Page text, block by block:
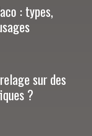
: types,
sur des
?